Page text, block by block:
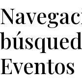
Eventos